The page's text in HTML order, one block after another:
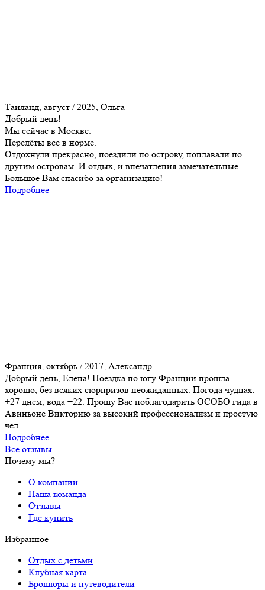
Таиланд, август / 2025, Ольга
Добрый день!
Мы сейчас в Москве.
Перелёты все в норме.
Отдохнули прекрасно, поездили по острову, поплавали по
другим островам. И отдых, и впечатления замечательные.
Большое Вам спасибо за организацию!
Подробнее
Франция, октябрь / 2017, Александр
Добрый день, Елена! Поездка по югу Франции прошла
хорошо, без всяких сюрпризов неожиданных. Погода чудная:
+27 днем, вода +22. Прошу Вас поблагодарить ОСОБО гида в
Авиньоне Викторию за высокий профессионализм и простую
чел...
Подробнее
Все отзывы
Почему мы?
О компании
Наша команда
Отзывы
Где купить
Избранное
Отдых с детьми
Клубная карта
Брошюры и путеводители